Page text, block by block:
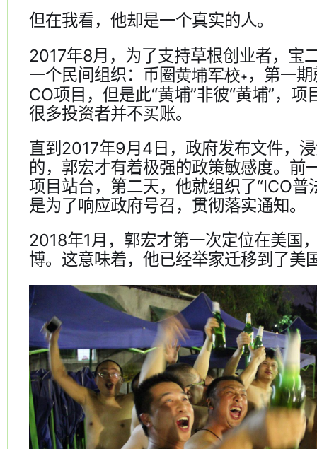
但在我看，他却是一个真实的人。
2017年8月，为了支持草根创业者，宝
一个民间组织：币圈黄埔军校 ，第一
CO项目，但是此“黄埔”非彼“黄埔”，
很多投资者并不买账。
直到2017年9月4日，政府发布文件，
的，郭宏才有着极强的政策敏感度。前
项目站台，第二天，他就组织了“ICO普
是为了响应政府号召，贯彻落实通知。
2018年1月，郭宏才第一次定位在美国
博。这意味着，他已经举家迁移到了美